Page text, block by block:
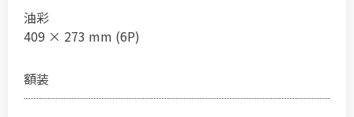
油彩
409 × 273 mm (6P)
額装